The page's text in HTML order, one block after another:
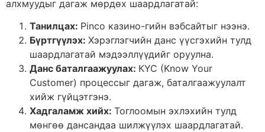
алхмуудыг дагаж мөрдөх шаардлагатай:
Танилцах: Pinco казино-гийн вэбсайтыг нээнэ.
Бүртгүүлэх: Хэрэглэгчийн данс үүсгэхийн тулд
шаардлагатай мэдээллүүдийг оруулна.
Данс баталгаажуулах: КYC (Know Your
Customer) процессыг дагаж, баталгаажуулалт
хийж гүйцэтгэнэ.
Хадгаламж хийх: Тоглоомын эхлэхийн тулд
мөнгөө дансандаа шилжүүлэх шаардлагатай.